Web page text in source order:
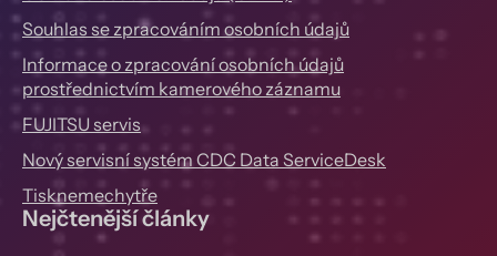
Souhlas se zpracováním osobních údajů
Informace o zpracování osobních údajů
prostřednictvím kamerového záznamu
FUJITSU servis
Nový servisní systém CDC Data ServiceDesk
Tisknemechytře
Nejčtenější články